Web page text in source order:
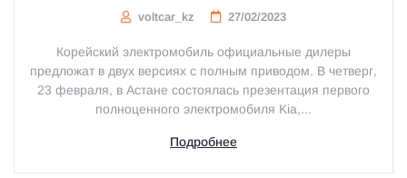
voltcar_kz 27/02/2023
Корейский электромобиль официальные дилеры
предложат в двух версиях с полным приводом. В четверг,
23 февраля, в Астане состоялась презентация первого
полноценного электромобиля Kia,...
Подробнее